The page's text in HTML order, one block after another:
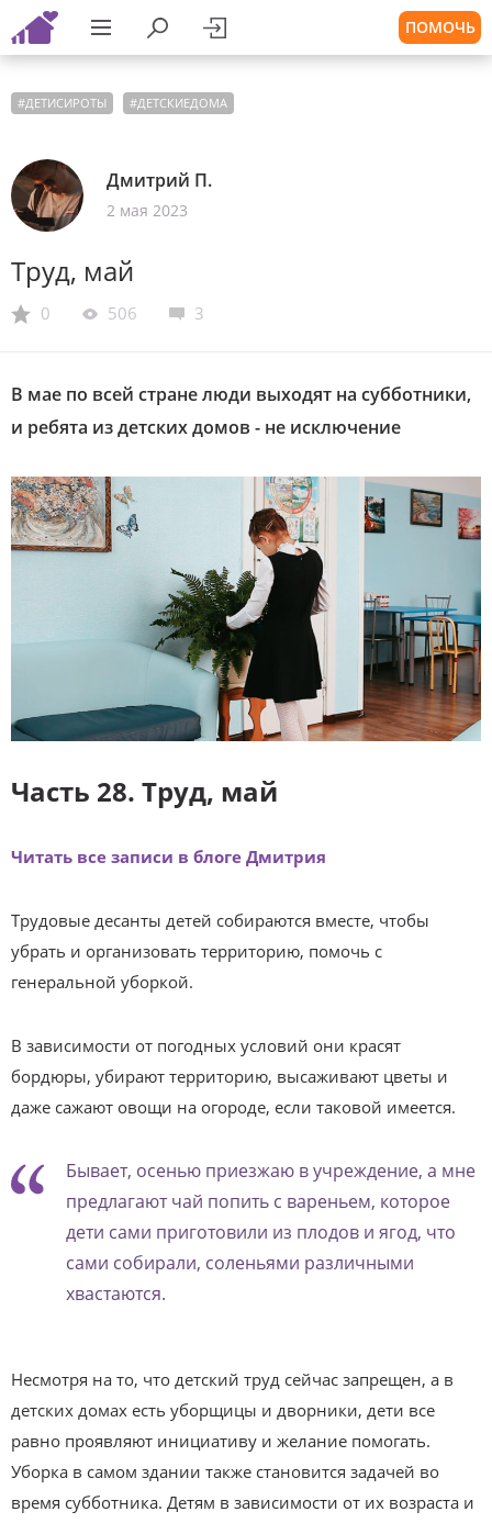
ПОМОЧЬ
#ДЕТИСИРОТЫ #ДЕТСКИЕДОМА
Дмитрий П.
2 мая 2023
Труд, май
0 506 3
В мае по всей стране люди выходят на субботники,
и ребята из детских домов - не исключение
Часть 28. Труд, май
Читать все записи в блоге Дмитрия
Трудовые десанты детей собираются вместе, чтобы
убрать и организовать территорию, помочь с
генеральной уборкой.
В зависимости от погодных условий они красят
бордюры, убирают территорию, высаживают цветы и
даже сажают овощи на огороде, если таковой имеется.
Бывает, осенью приезжаю в учреждение, а мне
предлагают чай попить с вареньем, которое
дети сами приготовили из плодов и ягод, что
сами собирали, соленьями различными
хвастаются.
Несмотря на то, что детский труд сейчас запрещен, а в
детских домах есть уборщицы и дворники, дети все
равно проявляют инициативу и желание помогать.
Уборка в самом здании также становится задачей во
время субботника. Детям в зависимости от их возраста и